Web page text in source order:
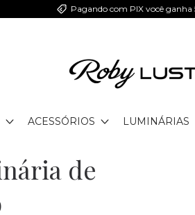
Pagando com PIX você ganha
ACESSÓRIOS LUMINÁRIAS
de